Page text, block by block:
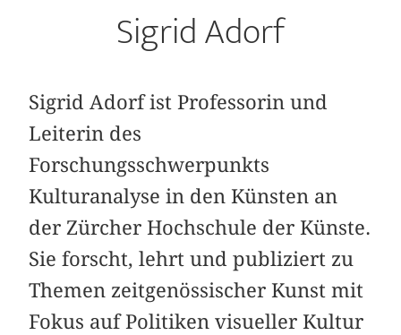
Sigrid Adorf
Sigrid Adorf ist Professorin und
Leiterin des
Forschungsschwerpunkts
Kulturanalyse in den Künsten an
der Zürcher Hochschule der Künste.
Sie forscht, lehrt und publiziert zu
Themen zeitgenössischer Kunst mit
Fokus auf Politiken visueller Kultur